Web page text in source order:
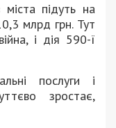
підуть на
млрд грн. Тут
і дія 590-ї
послуги і
зростає,